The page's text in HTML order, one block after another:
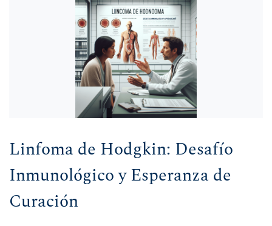
Linfoma de Hodgkin: Desafío
Inmunológico y Esperanza de
Curación